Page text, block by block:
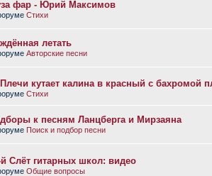
фар - Юрий Максимов
Стихи
летать
Авторские песни
Плечи кутает калина в красный с бахромой
Стихи
к песням Ланцберга и Мирзаяна
Поиск и подбор песни
й Слёт гитарных школ: видео
Общие вопросы